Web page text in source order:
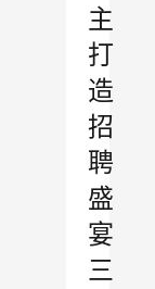
主
打
造
招
聘
盛
宴
三